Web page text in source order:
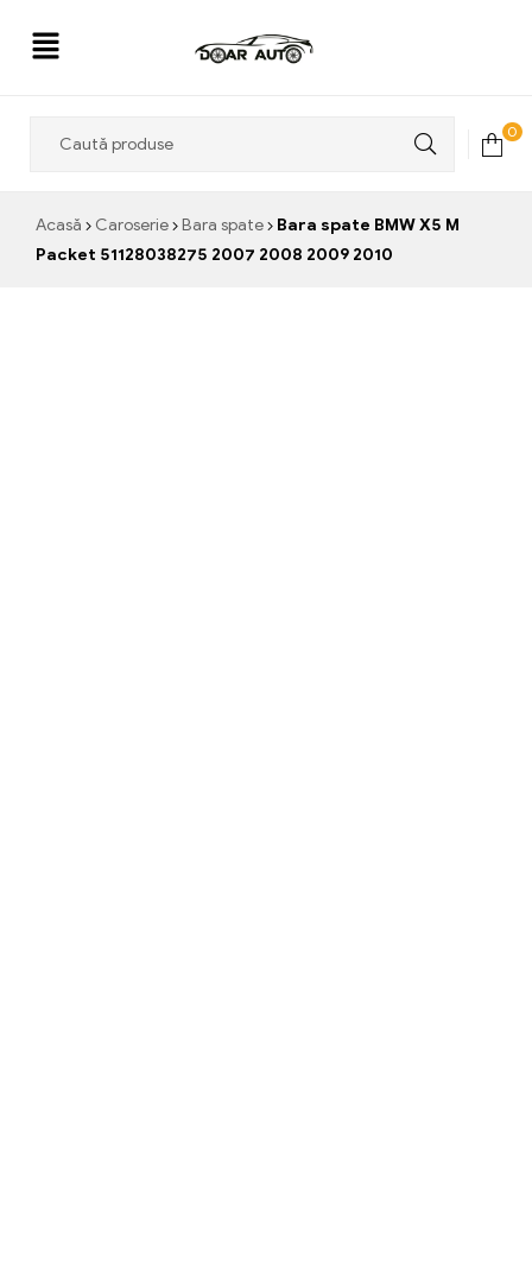
0
Acasă Caroserie Bara spate
Bara spate BMW X5 M
Packet 51128038275 2007 2008 2009 2010